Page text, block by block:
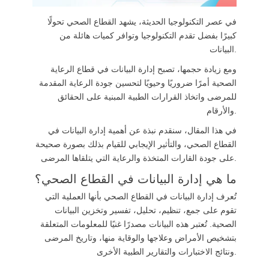
في عصر التكنولوجيا الحديثة، يشهد القطاع الصحي تحولًا
كبيرًا بفضل تقدم التكنولوجيا وتوافر كميات هائلة من
البيانات.
ومع زيادة حجمها، تصبح إدارة البيانات في قطاع الرعاية
الصحية أمرًا ضروريًا وحيويًا لتحسين جودة الرعاية المقدمة
للمرضى واتخاذ القرارات الطبية المبنية على الحقائق
والأرقام.
في هذا المقال، سنقدم نبذة عن أهمية إدارة البيانات في
القطاع الصحي، والتأثير الإيجابي للقيام بذلك بصورة صحيحة
على جودة القارات المتخذة والرعاية التي يتلقاها المرضى.
ما هي إدارة البيانات في القطاع الصحي؟
تُعرف إدارة البيانات في القطاع الصحي بأنها العملية التي
تقوم على جمع، تنظيم، تحليل، تفسير وتخزين البيانات
الصحية. تُعتبر هذه البيانات مصدرًا غنيًا للمعلومات المتعلقة
بتشخيص الأمراض وعلاجها والوقاية منها، وتاريخ المرضى
ونتائج الاختبارات والتقارير الطبية الأخرى.